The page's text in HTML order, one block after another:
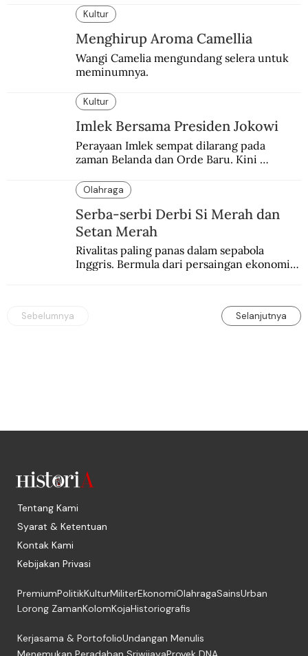
memblokade Rafah.
Kultur
Menghirup Aroma Camellia
Wangi Camelia mengundang selera untuk
meminumnya.
Kultur
Imlek Bersama Presiden Jokowi
Perayaan Imlek sempat dilarang pada
zaman Belanda dan Orde Baru. Kini
Olahraga
Serba-serbi Derbi Si Merah dan
Setan Merah
Rivalitas paling panas dalam sepabola
Inggris. Bermula dari persaingan ekonomi
Sebelumnya Selanjutnya
Tentang Kami
Syarat & Ketentuan
Kontak Kami
Kebijakan Privasi
PremiumPolitikKulturMiliterEkonomiOlahragaSainsUrban
Lorong ZamanKolomKojaHistoriografis
Kerjasama & PortofolioUndangan Menulis